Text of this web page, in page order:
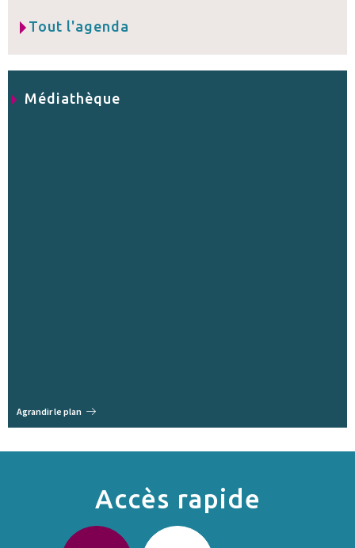
Tout l'agenda
Médiathèque
Agrandir le plan
Accès rapide